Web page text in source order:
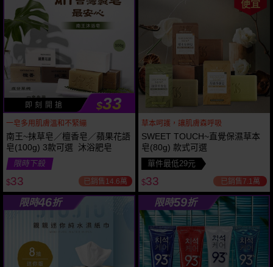
即 刻 開 搶 $33
一皂多用肌膚溫和不緊繃
南王~抹草皂／檀香皂／蘋果花語
皂(100g) 3款可選 沐浴肥皂
限時下殺
$33 已銷售14.6萬
便宜
草本呵護，讓肌膚森呼吸
SWEET TOUCH~直覺保濕草本
皂(80g) 款式可選
單件最低29元
$33 已銷售7.1萬
限時46折 限時59折